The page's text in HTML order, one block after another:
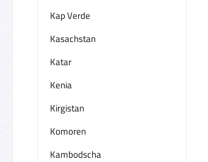
Kap Verde
Kasachstan
Katar
Kenia
Kirgistan
Komoren
Kambodscha